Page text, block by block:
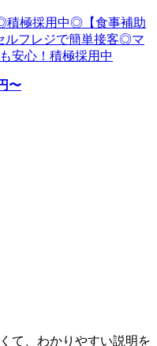
積極採用中◎【食事補助
ルフレジで簡単接客◎マ
安心！積極採用中
〜
て、わかりやすい説明を